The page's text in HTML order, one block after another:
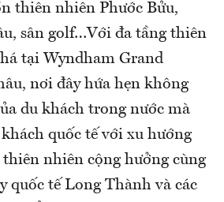
thiên nhiên Phước Bửu,
sân golf…Với đa tầng thiên
tại Wyndham Grand
nơi đây hứa hẹn không
du khách trong nước mà
quốc tế với xu hướng
nhiên cộng hưởng cùng
quốc tế Long Thành và các